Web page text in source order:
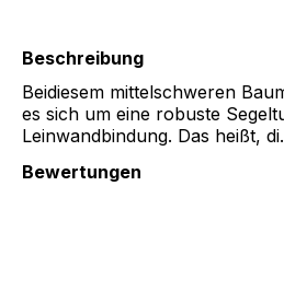
Beschreibung
Beidiesem mittelschweren
es sich um eine robuste
Leinwandbindung. Das heißt,
Bewertungen